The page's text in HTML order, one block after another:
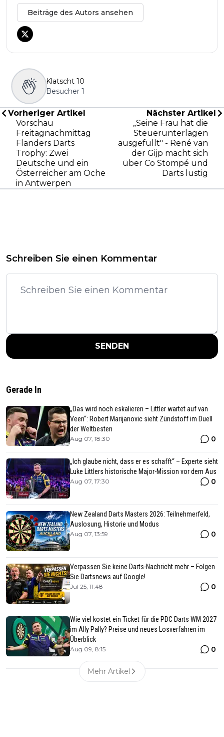
Beiträge des Autors ansehen
Klatscht 10
Besucher 1
Vorheriger Artikel
Vorschau
Freitagnachmittag
Flanders Darts
Trophy: Zwei
Deutsche und ein
Österreicher am Oche
in Antwerpen
Nächster Artikel
„Seine Frau hat die
Steuerunterlagen
ausgefüllt" - René van
der Gijp macht sich
über Co Stompé und
Darts lustig
Schreiben Sie einen Kommentar
SENDEN
Gerade In
„Das wird noch eskalieren – Littler wartet auf van
Veen“: Robert Marijanovic sieht Zündstoff im Duell
der Weltbesten
Aug 07, 18:30 0
„Ich glaube nicht, dass er es schafft“ – Experte sieht
Luke Littlers historische Major-Mission vor dem Aus
Aug 07, 17:30 0
New Zealand Darts Masters 2026: Teilnehmerfeld,
Auslosung, Historie und Modus
Aug 07, 13:59 0
Verpassen Sie keine Darts-Nachricht mehr – Folgen
Sie Dartsnews auf Google!
Jul 25, 11:48 0
Wie viel kostet ein Ticket für die PDC Darts WM 2027
im Ally Pally? Preise und neues Losverfahren im
Überblick
Aug 09, 8:15 0
Mehr Artikel